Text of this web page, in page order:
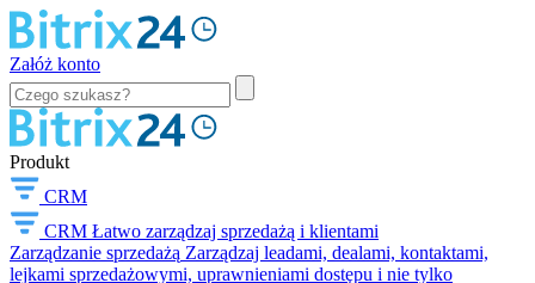
Załóż konto
Produkt
CRM
CRM Łatwo zarządzaj sprzedażą i klientami
Zarządzanie sprzedażą Zarządzaj leadami, dealami, kontaktami,
lejkami sprzedażowymi, uprawnieniami dostępu i nie tylko